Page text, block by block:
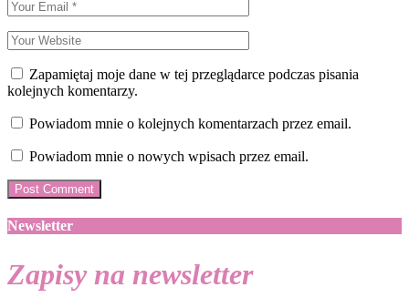
Zapamiętaj moje dane w tej przeglądarce podczas pisania
kolejnych komentarzy.
Powiadom mnie o kolejnych komentarzach przez email.
Powiadom mnie o nowych wpisach przez email.
Newsletter
Zapisy na newsletter